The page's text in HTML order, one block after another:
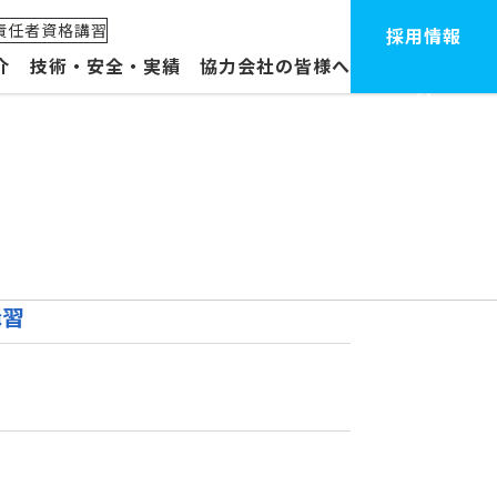
任者資格講習
技術・安全・実績 協力会社の皆様へ
採用情報